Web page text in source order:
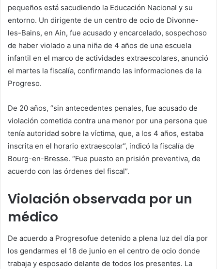
pequeños está sacudiendo la Educación Nacional y su
entorno. Un dirigente de un centro de ocio de Divonne-
les-Bains, en Ain, fue acusado y encarcelado, sospechoso
de haber violado a una niña de 4 años de una escuela
infantil en el marco de actividades extraescolares, anunció
el martes la fiscalía, confirmando las informaciones de la
Progreso.
De 20 años, “sin antecedentes penales, fue acusado de
violación cometida contra una menor por una persona que
tenía autoridad sobre la víctima, que, a los 4 años, estaba
inscrita en el horario extraescolar”, indicó la fiscalía de
Bourg-en-Bresse. “Fue puesto en prisión preventiva, de
acuerdo con las órdenes del fiscal”.
Violación observada por un
médico
De acuerdo a Progresofue detenido a plena luz del día por
los gendarmes el 18 de junio en el centro de ocio donde
trabaja y esposado delante de todos los presentes. La